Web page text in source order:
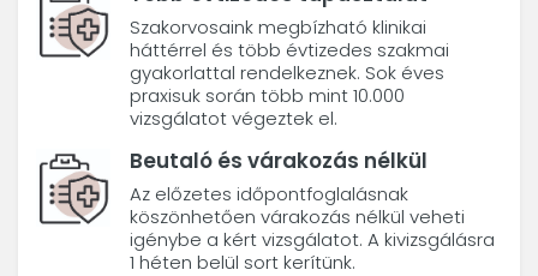
Szakorvosaink megbízható klinikai
háttérrel és több évtizedes szakmai
gyakorlattal rendelkeznek. Sok éves
praxisuk során több mint 10.000
vizsgálatot végeztek el.
Beutaló és várakozás nélkül
Az előzetes időpontfoglalásnak
köszönhetően várakozás nélkül veheti
igénybe a kért vizsgálatot. A kivizsgálásra
1 héten belül sort kerítünk.